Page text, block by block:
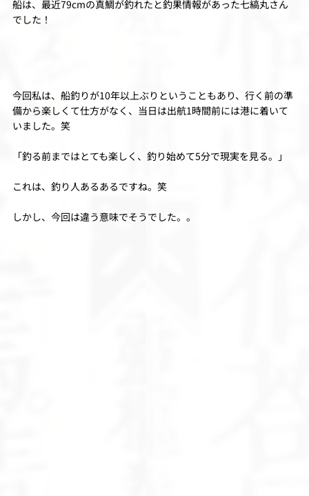
船は、最近79cmの真鯛が釣れたと釣果情報があった七縞丸さん
でした！
今回私は、船釣りが10年以上ぶりということもあり、行く前の準
備から楽しくて仕方がなく、当日は出航1時間前には港に着いて
いました。笑
「釣る前まではとても楽しく、釣り始めて5分で現実を見る。」
これは、釣り人あるあるですね。笑
しかし、今回は違う意味でそうでした。。